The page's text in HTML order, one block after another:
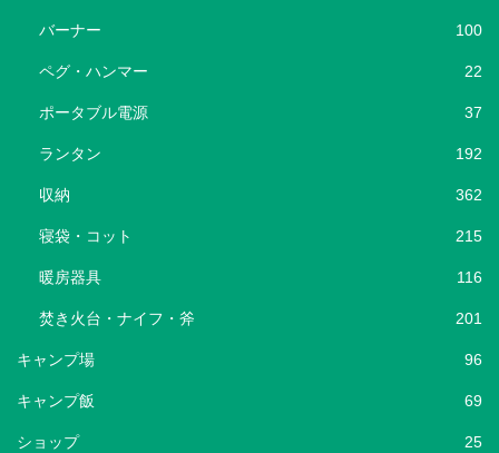
バーナー 100
ペグ・ハンマー 22
ポータブル電源 37
ランタン 192
収納 362
寝袋・コット 215
暖房器具 116
焚き火台・ナイフ・斧 201
キャンプ場 96
キャンプ飯 69
ショップ 25